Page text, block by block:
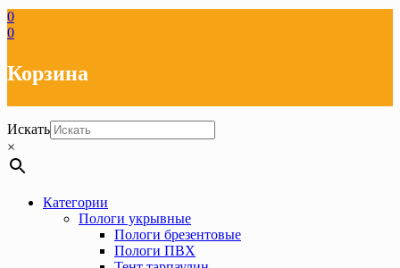
0
0
Корзина
Искать
×
Категории
Пологи укрывные
Пологи брезентовые
Пологи ПВХ